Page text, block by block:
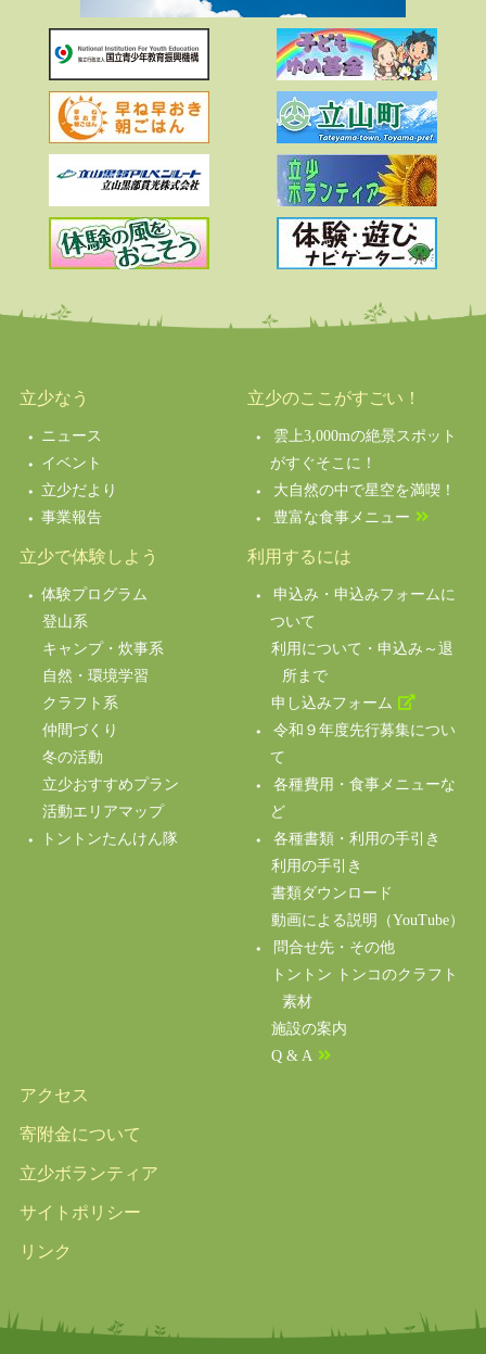
立少なう
ニュース
イベント
立少だより
事業報告
立少のここがすごい！
雲上3,000mの絶景スポット
がすぐそこに！
大自然の中で星空を満喫！
豊富な食事メニュー
立少で体験しよう
体験プログラム
登山系
キャンプ・炊事系
自然・環境学習
クラフト系
仲間づくり
冬の活動
立少おすすめプラン
活動エリアマップ
トントンたんけん隊
利用するには
申込み・申込みフォームに
ついて
利用について・申込み～退
所まで
申し込みフォーム
令和９年度先行募集につい
て
各種費用・食事メニューな
ど
各種書類・利用の手引き
利用の手引き
書類ダウンロード
動画による説明（YouTube）
問合せ先・その他
トントン トンコのクラフト
素材
施設の案内
Q & A
アクセス
寄附金について
立少ボランティア
サイトポリシー
リンク